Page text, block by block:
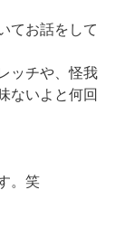
てお話をして
ッチや、怪我
ないよと何回
。笑